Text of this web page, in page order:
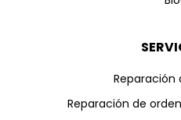
Reparación
Reparación de